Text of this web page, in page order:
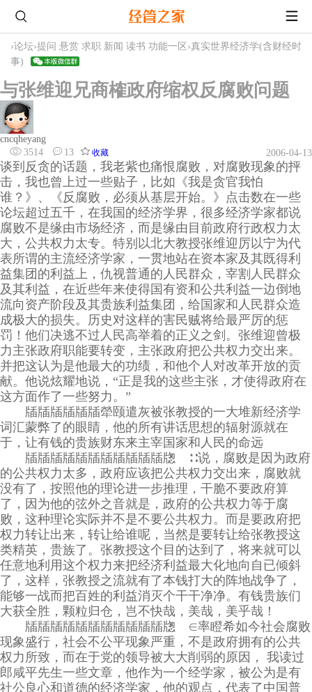
›论坛›提问 悬赏 求职 新闻 读书 功能一区 ›真实世界经济学(含财经时
事)
与张维迎兄商榷政府缩权反腐败问题
cncqheyang
3514
13 收藏 2006-04-13
谈到反贪的话题，我老紫也痛恨腐败，对腐败现象的抨
击，我也曾上过一些贴子，比如《我是贪官我怕
谁？》、《反腐败，必须从基层开始。》点击数在一些
论坛超过五千，在我国的经济学界，很多经济学家都说
腐败不是缘由市场经济，而是缘由目前政府行政权力太
大，公共权力太专。特别以北大教授张维迎厉以宁为代
表所谓的主流经济学家，一贯地站在资本家及其既得利
益集团的利益上，仇视普通的人民群众，宰割人民群众
及其利益，在近些年来使得国有资和公共利益一边倒地
流向资产阶段及其贵族利益集团，给国家和人民群众造
成极大的损失。历史对这样的害民贼将给最严厉的惩
罚！他们决逃不过人民高举着的正义之剑。张维迎曾极
力主张政府职能要转变，主张政府把公共权力交出来。
并把这认为是他最大的功绩，和他个人对改革开放的贡
献。他说炫耀地说，“正是我的这些主张，才使得政府在
这方面作了一些努力。”
牐牐牐牐牐牐犖颐遣灰被张教授的一大堆新经济学
词汇蒙弊了的眼睛，他的所有讲话思想的辐射源就在
于，让有钱的贵族财东来主宰国家和人民的命远
牐牐牐牐牐牐牐牐牐牐牐牎 ∷说，腐败是因为政府
的公共权力太多，政府应该把公共权力交出来，腐败就
没有了，按照他的理论进一步推理，干脆不要政府算
了，因为他的弦外之音就是，政府的公共权力等于腐
败，这种理论实际并不是不要公共权力。而是要政府把
权力转让出来，转让给谁呢，当然是要转让给张教授这
类精英，贵族了。张教授这个目的达到了，将来就可以
任意地利用这个权力来把经济利益最大化地向自已倾斜
了，这样，张教授之流就有了本钱打大的阵地战争了，
能够一战而把百姓的利益消灭个干干净净。有钱贵族们
大获全胜，颗粒归仓，岂不快哉，美哉，美乎哉！
牐牐牐牐牐牐牐牐牐牐牐牎 ∈率瞪希如今社会腐败
现象盛行，社会不公平现象严重，不是政府拥有的公共
权力所致，而在于党的领导被大大削弱的原因， 我读过
郎咸平先生一些文章，他作为一个经学家，被公为是有
社公良心和道德的经济学家，他的观点，代表了中国普